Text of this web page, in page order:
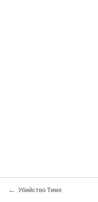
← Убийство Тиме